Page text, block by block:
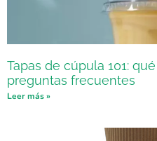
Tapas de cúpula 101:
preguntas frecuentes
Leer más »